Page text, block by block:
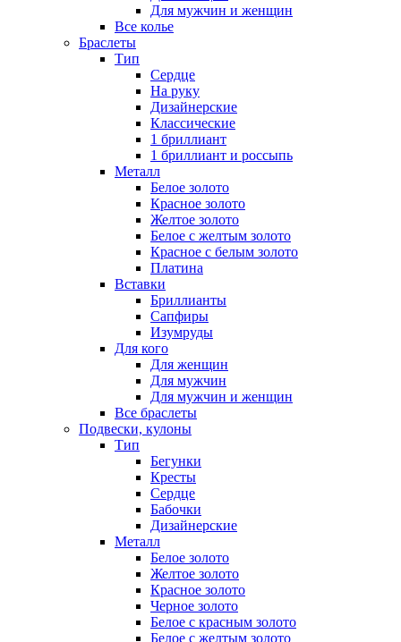
Для мужчин и женщин
Все колье
Браслеты
Тип
Сердце
На руку
Дизайнерские
Классические
1 бриллиант
1 бриллиант и россыпь
Металл
Белое золото
Красное золото
Желтое золото
Белое с желтым золото
Красное с белым золото
Платина
Вставки
Бриллианты
Сапфиры
Изумруды
Для кого
Для женщин
Для мужчин
Для мужчин и женщин
Все браслеты
Подвески, кулоны
Тип
Бегунки
Кресты
Сердце
Бабочки
Дизайнерские
Металл
Белое золото
Желтое золото
Красное золото
Черное золото
Белое с красным золото
Белое с желтым золото